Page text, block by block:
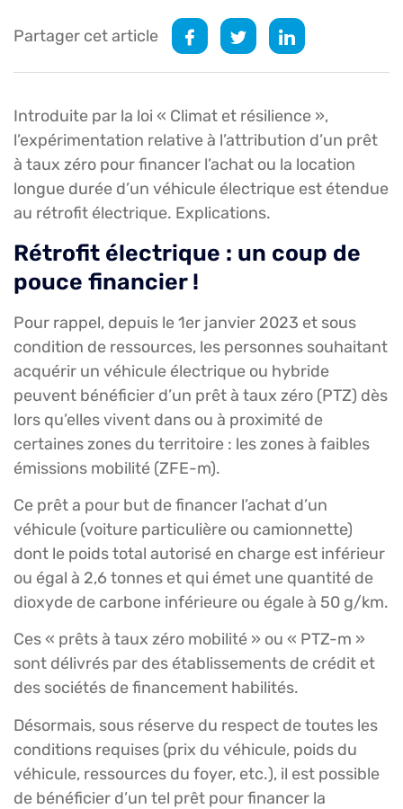
Partager cet article
Introduite par la loi « Climat et résilience »,
l’expérimentation relative à l’attribution d’un prêt
à taux zéro pour financer l’achat ou la location
longue durée d’un véhicule électrique est étendue
au rétrofit électrique. Explications.
Rétrofit électrique : un coup de
pouce financier !
Pour rappel, depuis le 1er janvier 2023 et sous
condition de ressources, les personnes souhaitant
acquérir un véhicule électrique ou hybride
peuvent bénéficier d’un prêt à taux zéro (PTZ) dès
lors qu’elles vivent dans ou à proximité de
certaines zones du territoire : les zones à faibles
émissions mobilité (ZFE-m).
Ce prêt a pour but de financer l’achat d’un
véhicule (voiture particulière ou camionnette)
dont le poids total autorisé en charge est inférieur
ou égal à 2,6 tonnes et qui émet une quantité de
dioxyde de carbone inférieure ou égale à 50 g/km.
Ces « prêts à taux zéro mobilité » ou « PTZ-m »
sont délivrés par des établissements de crédit et
des sociétés de financement habilités.
Désormais, sous réserve du respect de toutes les
conditions requises (prix du véhicule, poids du
véhicule, ressources du foyer, etc.), il est possible
de bénéficier d’un tel prêt pour financer la